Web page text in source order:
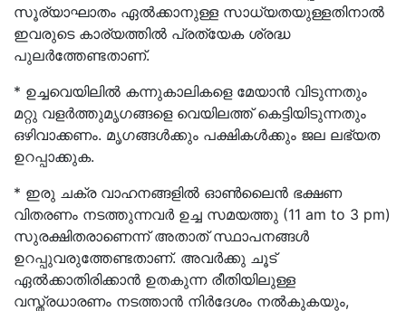
സൂര്യാഘാതം ഏൽക്കാനുള്ള സാധ്യതയുള്ളതിനാൽ
ഇവരുടെ കാര്യത്തിൽ പ്രത്യേക ശ്രദ്ധ
പുലർത്തേണ്ടതാണ്.
* ഉച്ചവെയിലിൽ കന്നുകാലികളെ മേയാൻ വിടുന്നതും
മറ്റു വളർത്തുമൃഗങ്ങളെ വെയിലത്ത് കെട്ടിയിടുന്നതും
ഒഴിവാക്കണം. മൃഗങ്ങൾക്കും പക്ഷികൾക്കും ജല ലഭ്യത
ഉറപ്പാക്കുക.
* ഇരു ചക്ര വാഹനങ്ങളിൽ ഓൺലൈൻ ഭക്ഷണ
വിതരണം നടത്തുന്നവർ ഉച്ച സമയത്തു (11 am to 3 pm)
സുരക്ഷിതരാണെന്ന് അതാത് സ്ഥാപനങ്ങൾ
ഉറപ്പുവരുത്തേണ്ടതാണ്. അവർക്കു ചൂട്
ഏൽക്കാതിരിക്കാൻ ഉതകുന്ന രീതിയിലുള്ള
വസ്ത്രധാരണം നടത്താൻ നിർദേശം നൽകുകയും,